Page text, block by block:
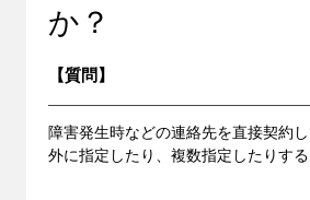
か？
【質問】
障害発生時などの連絡先を直接契約
外に指定したり、複数指定したりす